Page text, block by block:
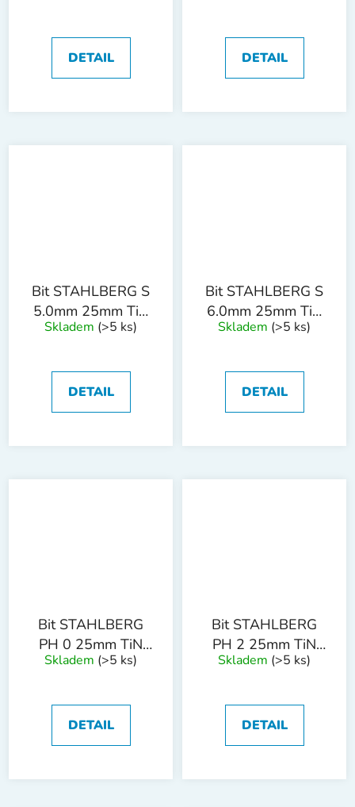
DETAIL DETAIL
Bit STAHLBERG S
5.0mm 25mm TiN
S2
Skladem (>5 ks)
DETAIL
Bit STAHLBERG S
6.0mm 25mm TiN
S2
Skladem (>5 ks)
DETAIL
Bit STAHLBERG
PH 0 25mm TiN
S2
Skladem (>5 ks)
DETAIL
Bit STAHLBERG
PH 2 25mm TiN
S2
Skladem (>5 ks)
DETAIL